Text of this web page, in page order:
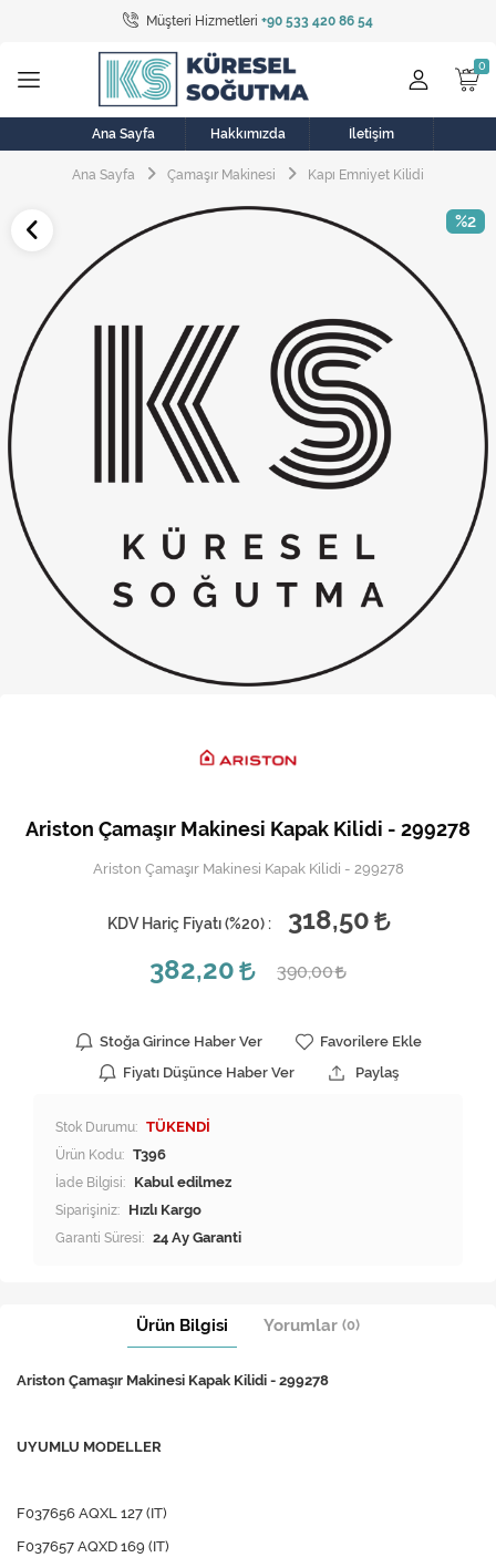
Müşteri Hizmetleri +90 533 420 86 54
Tüm Kategoriler
Bulaşık Makinesi
Buzdolabı
Çamaşır Kurutma Makinesi
Elektrikli Aksamlar
Elektrikli Süpürge
Fan
Fırın, Ocak ve Aspiratör
Klima
Kombi
Musluk
Ana Sayfa Hakkımızda İletişim
Ana Sayfa Çamaşır Makinesi Kapı Emniyet Kilidi
%2
Ariston Çamaşır Makinesi Kapak Kilidi - 299278
Ariston Çamaşır Makinesi Kapak Kilidi - 299278
KDV Hariç Fiyatı (%20) :
318,50
382,20
390,00
Stoğa Girince Haber Ver
Favorilere Ekle
Fiyatı Düşünce Haber Ver
Paylaş
Stok Durumu: TÜKENDİ
Ürün Kodu: T396
İade Bilgisi:
Siparişiniz: Hızlı Kargo
Garanti Süresi: 24 Ay Garanti
Ürün Bilgisi Yorumlar (0)
Ariston Çamaşır Makinesi Kapak Kilidi - 299278
UYUMLU MODELLER
F037656 AQXL 127 (IT)
F037657 AQXD 169 (IT)